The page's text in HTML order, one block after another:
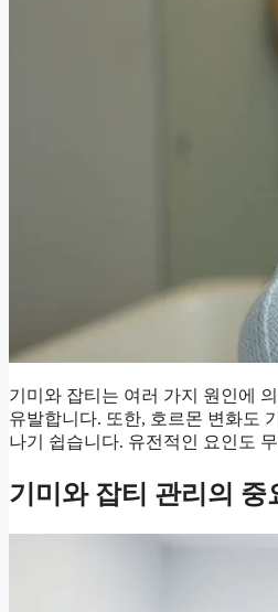
기미와 잡티는 여러 가지 원인에
유발합니다. 또한, 호르몬 변화도
나기 쉽습니다. 유전적인 요인도
기미와 잡티 관리의 중